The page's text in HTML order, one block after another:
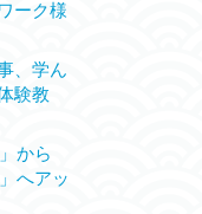
ーク様
、学ん
験教
から
へアッ